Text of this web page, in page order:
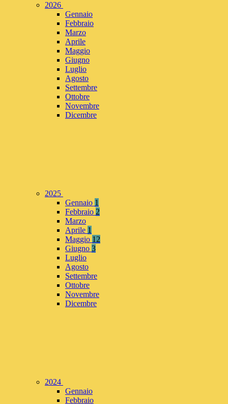
2026
Gennaio
Febbraio
Marzo
Aprile
Maggio
Giugno
Luglio
Agosto
Settembre
Ottobre
Novembre
Dicembre
2025
Gennaio 1
Febbraio 2
Marzo
Aprile 1
Maggio 12
Giugno 3
Luglio
Agosto
Settembre
Ottobre
Novembre
Dicembre
2024
Gennaio
Febbraio